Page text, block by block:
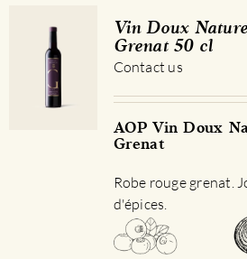
Vin Doux
Grenat 50 cl
Contact us
AOP Vin Doux
Grenat
Robe rouge grenat.
d'épices.